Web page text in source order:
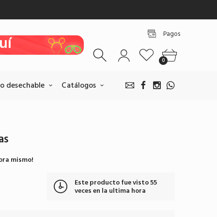
Pagos
BANCOLOMBIA
Pagar por BANCOLOMBIA
0
desechable Catálogos
Este producto fue visto55
veces en la ultima hora
mismo!